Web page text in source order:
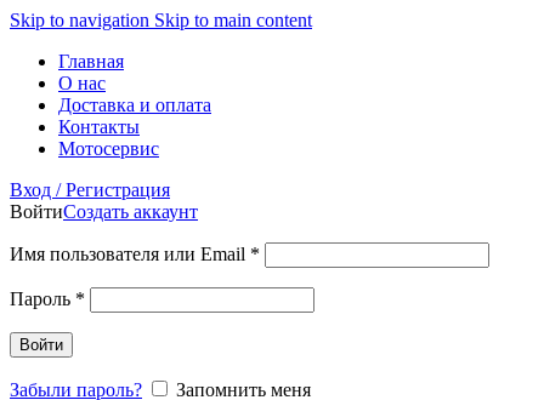
Skip to navigation Skip to main content
Главная
О нас
Доставка и оплата
Контакты
Мотосервис
Вход / Регистрация
ВойтиСоздать аккаунт
Имя пользователя или Email *
Пароль *
Войти
Забыли пароль?
Запомнить меня